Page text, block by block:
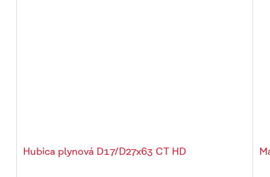
Hubica plynová D17/D27x63 CT HD